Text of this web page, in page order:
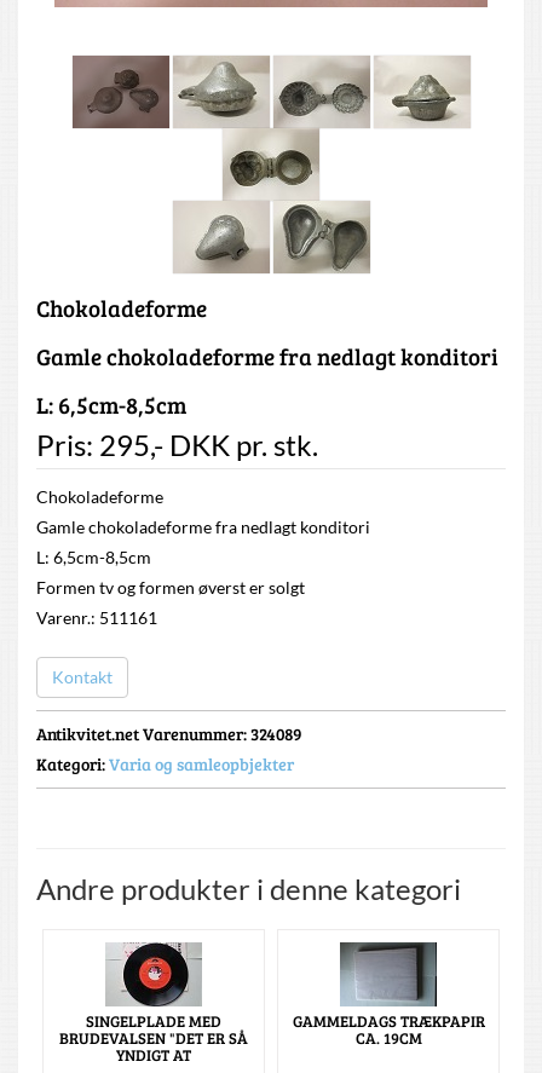
Chokoladeforme
Gamle chokoladeforme fra nedlagt konditori
L: 6,5cm-8,5cm
Pris: 295,- DKK pr. stk.
Chokoladeforme
Gamle chokoladeforme fra nedlagt konditori
L: 6,5cm-8,5cm
Formen tv og formen øverst er solgt
Varenr.: 511161
Kontakt
Antikvitet.net Varenummer: 324089
Kategori:Varia og samleopbjekter
Andre produkter i denne kategori
SINGELPLADE MED
BRUDEVALSEN "DET ER SÅ
YNDIGT AT
GAMMELDAGS TRÆKPAPIR
CA. 19CM